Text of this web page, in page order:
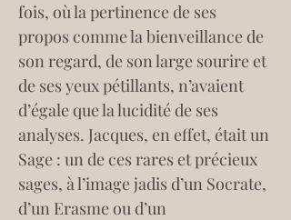
fois, où la pertinence de ses
propos comme la bienveillance de
son regard, de son large sourire et
de ses yeux pétillants, n’avaient
d’égale que la lucidité de ses
analyses. Jacques, en effet, était un
Sage : un de ces rares et précieux
sages, à l’image jadis d’un Socrate,
d’un Erasme ou d’un